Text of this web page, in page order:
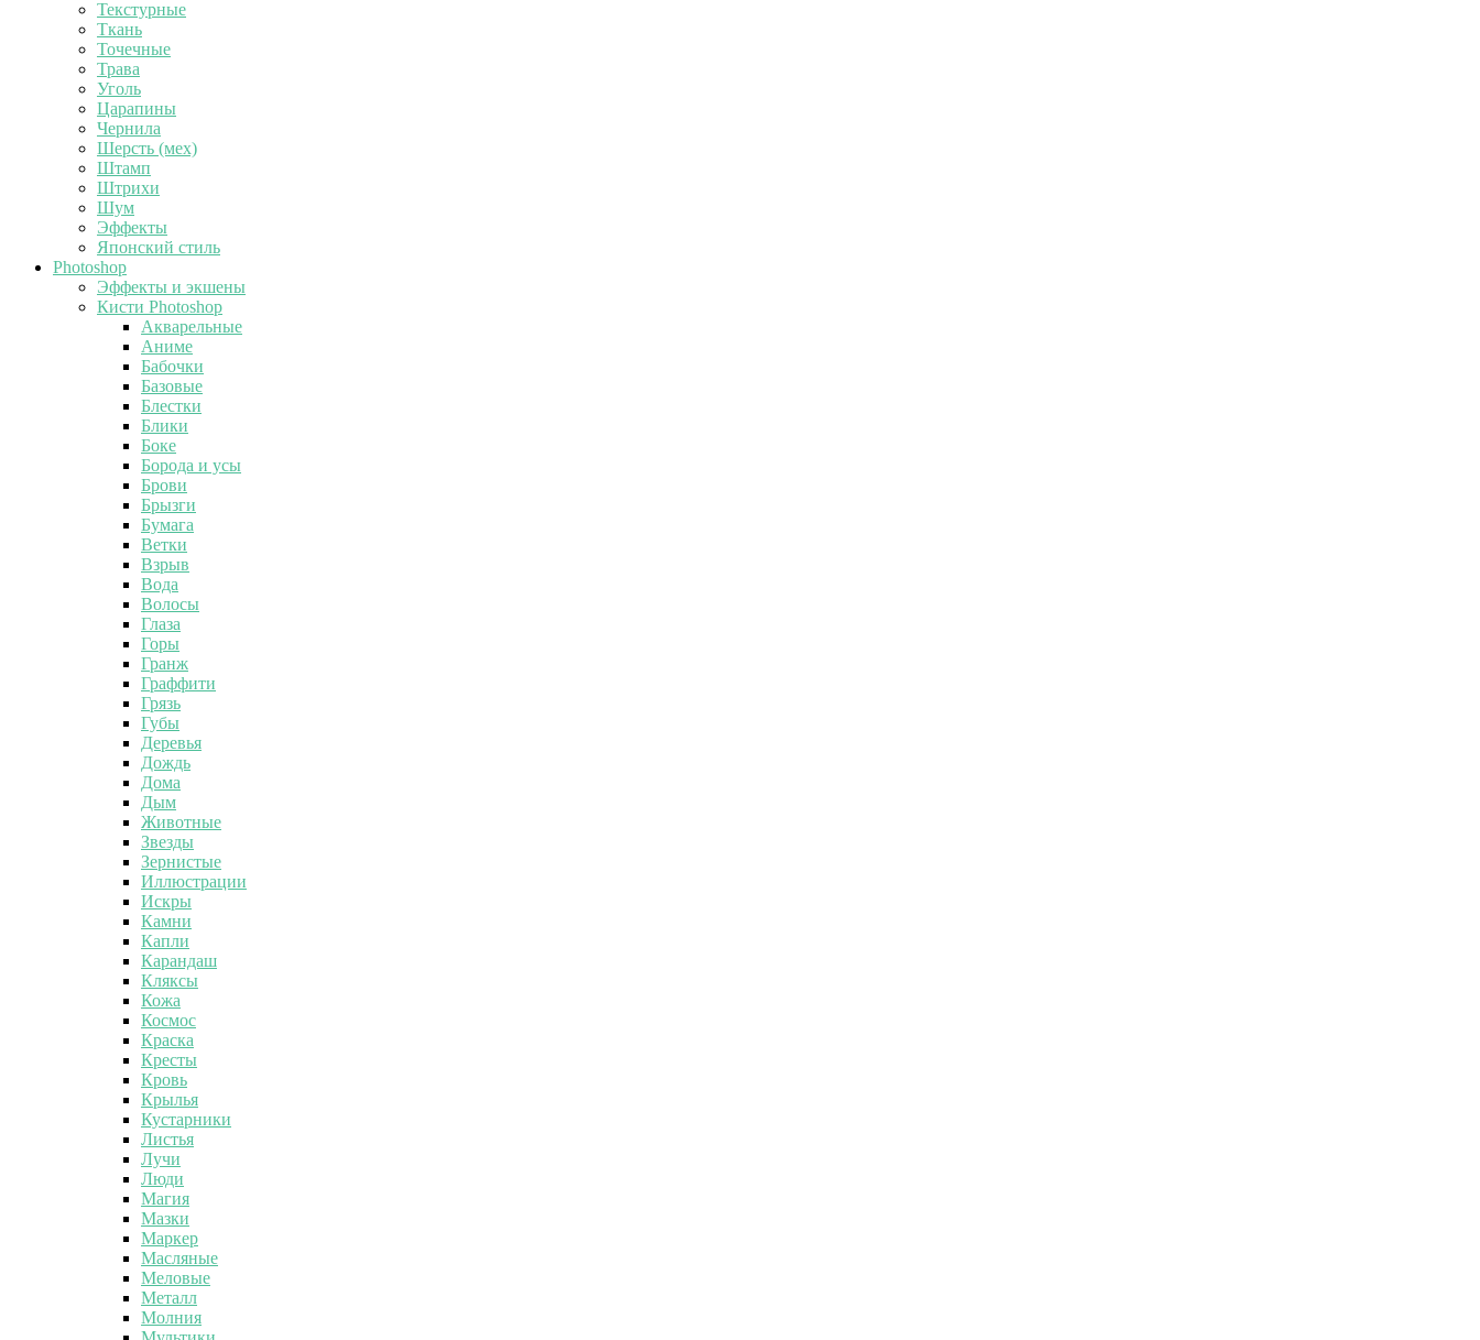
Текстурные
Ткань
Точечные
Трава
Уголь
Царапины
Чернила
Шерсть (мех)
Штамп
Штрихи
Шум
Эффекты
Японский стиль
Photoshop
Эффекты и экшены
Кисти Photoshop
Акварельные
Аниме
Бабочки
Базовые
Блестки
Блики
Боке
Борода и усы
Брови
Брызги
Бумага
Ветки
Взрыв
Вода
Волосы
Глаза
Горы
Гранж
Граффити
Грязь
Губы
Деревья
Дождь
Дома
Дым
Животные
Звезды
Зернистые
Иллюстрации
Искры
Камни
Капли
Карандаш
Кляксы
Кожа
Космос
Краска
Кресты
Кровь
Крылья
Кустарники
Листья
Лучи
Люди
Магия
Мазки
Маркер
Масляные
Меловые
Металл
Молния